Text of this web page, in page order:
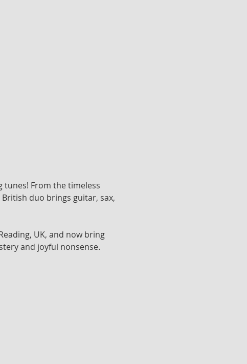
tunes! From the timeless
duo brings guitar, sax,
UK, and now bring
and joyful nonsense.